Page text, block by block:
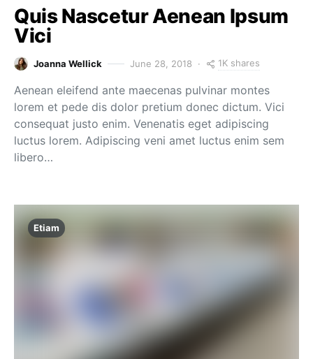
Quis Nascetur Aenean Ipsum
Vici
Joanna Wellick June 28, 2018 1K shares
Aenean eleifend ante maecenas pulvinar montes
lorem et pede dis dolor pretium donec dictum. Vici
consequat justo enim. Venenatis eget adipiscing
luctus lorem. Adipiscing veni amet luctus enim sem
libero…
Etiam